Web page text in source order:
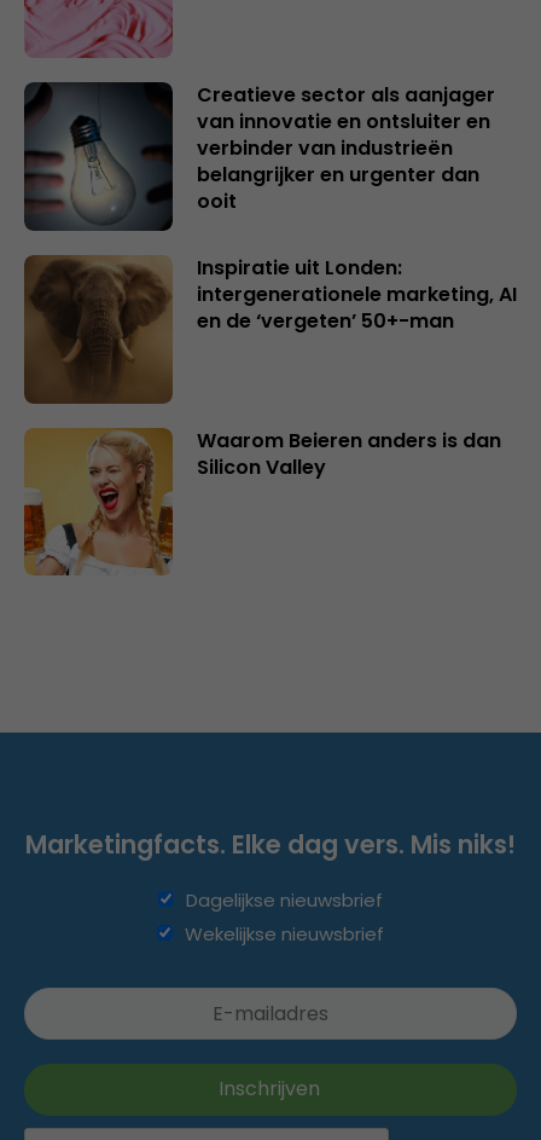
Creatieve sector als aanjager
van innovatie en ontsluiter en
verbinder van industrieën
belangrijker en urgenter dan
ooit
Inspiratie uit Londen:
intergenerationele marketing, AI
en de ‘vergeten’ 50+-man
Waarom Beieren anders is dan
Silicon Valley
Marketingfacts. Elke dag vers. Mis niks!
Dagelijkse nieuwsbrief
Wekelijkse nieuwsbrief